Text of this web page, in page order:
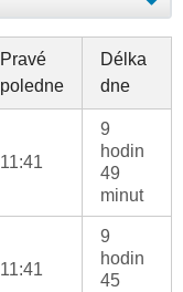
Pravé
poledne
Délka
dne
11:41
9
hodin
49
minut
11:41
9
hodin
45